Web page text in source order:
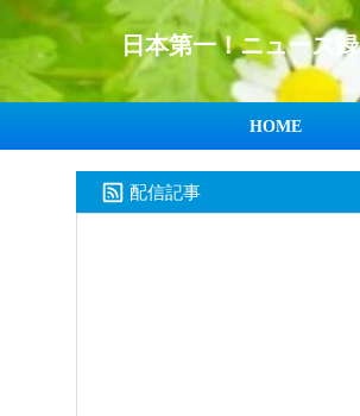
日本第一！ニュース録
HOME
配信記事